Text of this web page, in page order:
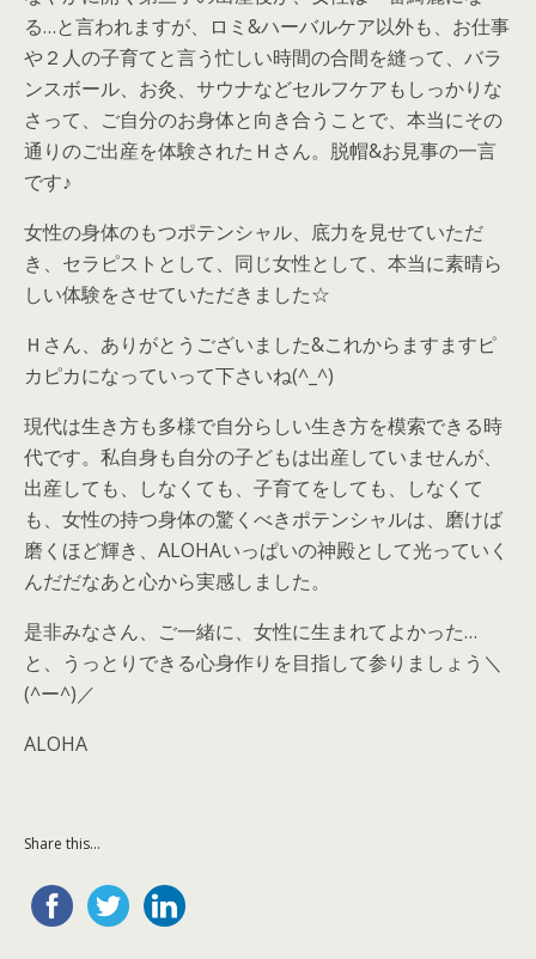
る…と言われますが、ロミ&ハーバルケア以外も、 お仕事
や２人の子育てと言う忙しい時間の合間を縫って、 バラ
ンスボール、お灸、 サウナなどセルフケアもしっかりな
さって、 ご自分のお身体と向き合うことで、 本当にその
通りのご出産を体験されたＨさん。脱帽&お見事の一言
です♪
女性の身体のもつポテンシャル、底力を見せていただ
き、 セラピストとして、同じ女性として、 本当に素晴ら
しい体験をさせていただきました☆
Ｈさん、ありがとうございました&これからますますピ
カピカになっていって下さいね(^_^)
現代は生き方も多様で自分らしい生き方を模索できる時
代です。私自身も自分の子どもは出産していませんが、
出産しても、しなくても、子育てをしても、しなくて
も、 女性の持つ身体の驚くべきポテンシャルは、磨けば
磨くほど輝き、ALOHAいっぱいの神殿として光っていく
んだだなあと心から実感しました。
是非みなさん、ご一緒に、女性に生まれてよかった…
と、うっとりできる心身作りを目指して参りましょう＼
(^ー^)／
ALOHA
Share this...